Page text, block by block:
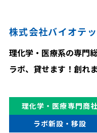
株式会社バイオテ
理化学・医療系の専門
ラボ、貸せます！創れ
理化学・医療専門商社
ラボ新設・移設